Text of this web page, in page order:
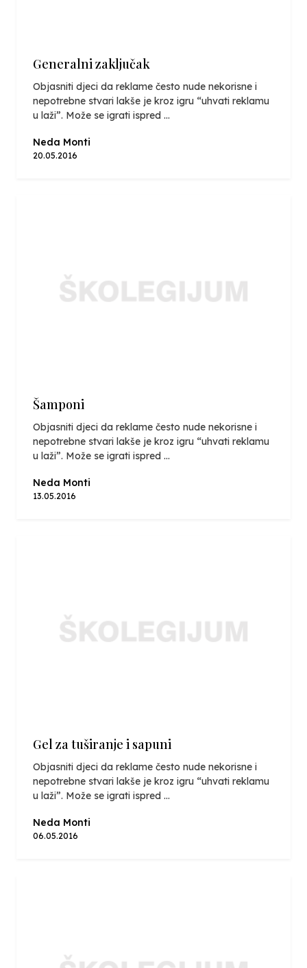
Generalni zaključak
Objasniti djeci da reklame često nude nekorisne i
nepotrebne stvari lakše je kroz igru “uhvati reklamu
u laži”. Može se igrati ispred ...
Neda Monti
20.05.2016
Šamponi
Objasniti djeci da reklame često nude nekorisne i
nepotrebne stvari lakše je kroz igru “uhvati reklamu
u laži”. Može se igrati ispred ...
Neda Monti
13.05.2016
Gel za tuširanje i sapuni
Objasniti djeci da reklame često nude nekorisne i
nepotrebne stvari lakše je kroz igru “uhvati reklamu
u laži”. Može se igrati ispred ...
Neda Monti
06.05.2016